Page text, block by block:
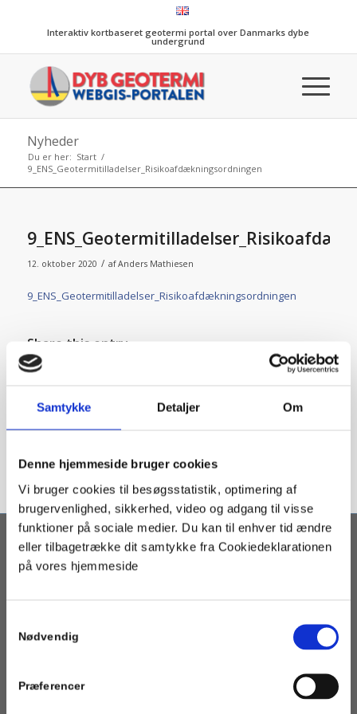
Samtykke Detaljer Om
Denne hjemmeside bruger cookies
Vi bruger cookies til besøgsstatistik, optimering af
brugervenlighed, sikkerhed, video og adgang til visse
funktioner på sociale medier. Du kan til enhver tid ændre
eller tilbagetrække dit samtykke fra Cookiedeklarationen
på vores hjemmeside
Nødvendig
Præferencer
Interaktiv kortbaseret geotermi portal over Danmarks dybe
undergrund
Nyheder
Du er her: Start /
9_ENS_Geotermitilladelser_Risikoafdækningsordningen
12. oktober 2020 / afAnders Mathiesen
9_ENS_Geotermitilladelser_Risikoafdækningsordningen
Share this entry
OM PORTALEN
kommuner og andre med interesse i etablering af geotermisk
varmeforsyning.